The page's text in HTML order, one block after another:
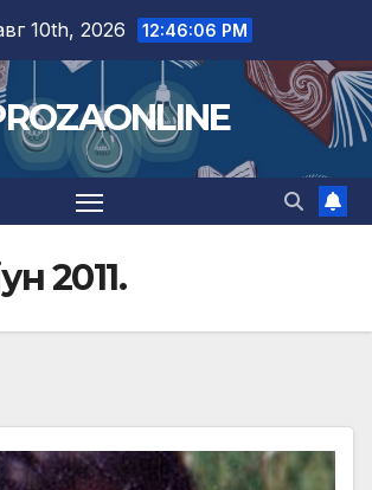
10th, 2026 12:46:07 PM
2011.